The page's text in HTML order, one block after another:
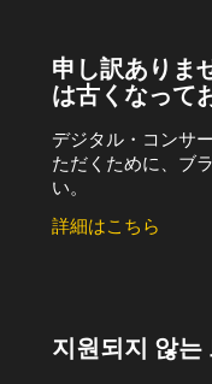
申し訳ありま
は古くなって
デジタル・コンサ
ただくために、ブ
い。
詳細はこちら
지원되지 않는